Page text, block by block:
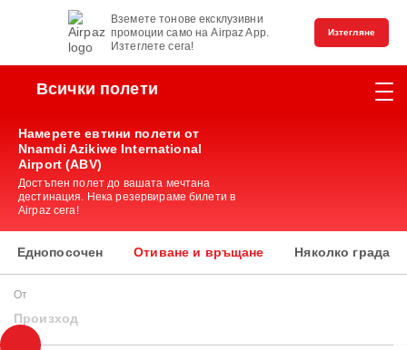
Вземете тонове ексклузивни
промоции само на Airpaz App.
Изтеглете сега!
Изтегляне
Всички полети
Намерете евтини полети от
Nnamdi Azikiwe International
Airport (ABV)
Достъпен полет до вашата мечтана
дестинация. Нека резервираме билети в
Airpaz сега!
Еднопосочен Отиване и връщане Няколко града
От
Произход